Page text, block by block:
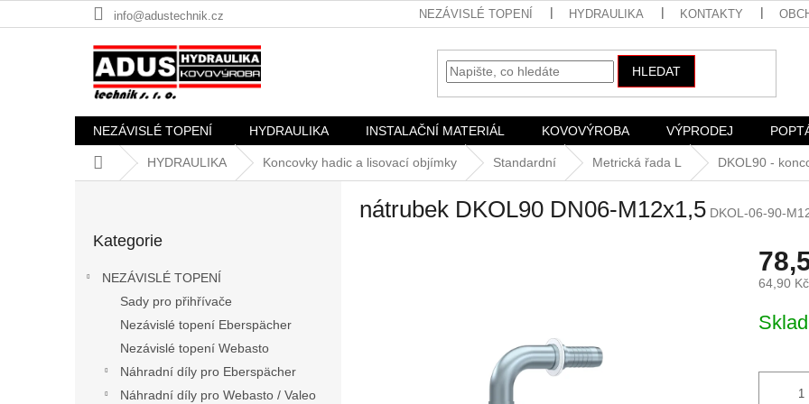
na
info@adustechnik.cz NEZÁVISLÉ TOPENÍ HYDRAULIKA KONTAKTY
HLEDAT
NEZÁVISLÉ TOPENÍ HYDRAULIKA INSTALAČNÍ MATERIÁL KOVOVÝROBA VÝPRODEJ
Domů HYDRAULIKA Koncovky hadic a lisovací objímky Standardní Metrická řada L DKOL90 -
kategorie
Kategorie
NEZÁVISLÉ TOPENÍ
Sady pro přihřívače
Nezávislé topení Eberspächer
Nezávislé topení Webasto
Náhradní díly pro Eberspächer
Náhradní díly pro Webasto / Valeo
nátrubek DKOL90 DN06-M12x1,5 DKOL-06-90-
64,90
cena: